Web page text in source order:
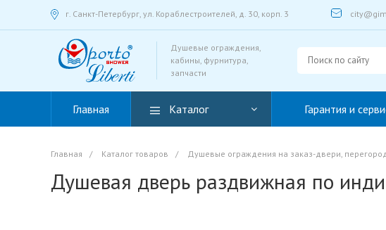
г. Санкт-Петербург, ул. Кораблестроителей, д. 30, корп. 3
Душевые ограждения,
кабины, фурнитура,
запчасти
Главная Каталог Гарантия и
Главная / Каталог товаров / Душевые ограждения на заказ-двери,
Душевая дверь раздвижная по